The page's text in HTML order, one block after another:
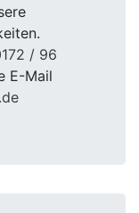
/ 96
E-Mail